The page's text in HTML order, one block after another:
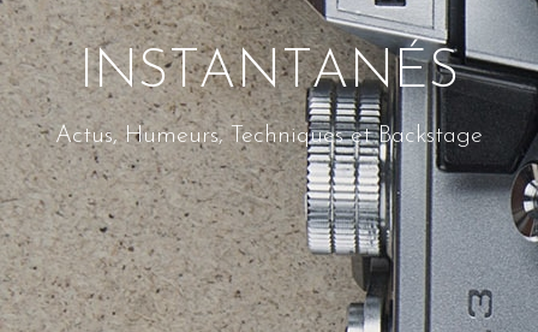
INSTANTANÉS
Actus, Humeurs, Techniques et Backstage